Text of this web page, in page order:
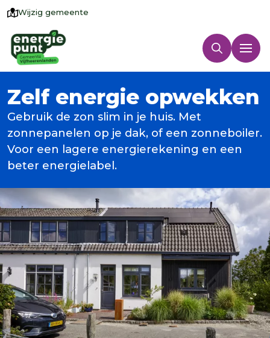
Wijzig gemeente
Zelf energie opwekken
Gebruik de zon slim in je huis. Met
zonnepanelen op je dak, of een zonneboiler.
Voor een lagere energierekening en een
beter energielabel.